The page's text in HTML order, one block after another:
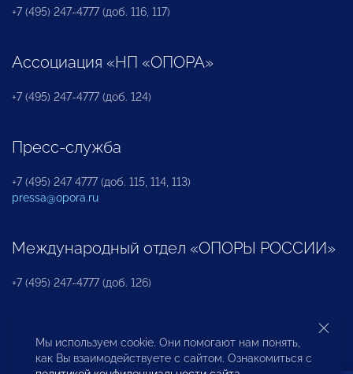
+7 (495) 247-4777 (доб. 116, 117)
Ассоциация «НП «ОПОРА»
+7 (495) 247-4777 (доб. 124)
Пресс-служба
+7 (495) 247 4777 (доб. 115, 114, 113)
pressa@opora.ru
Международный отдел «ОПОРЫ РОССИИ»
+7 (495) 247-4777 (доб. 126)
Бюро по защите прав предпринимателей и
инвесторов
Мы используем cookie. Они помогают нам понять,
как Вы взаимодействуете с сайтом. Ознакомиться с